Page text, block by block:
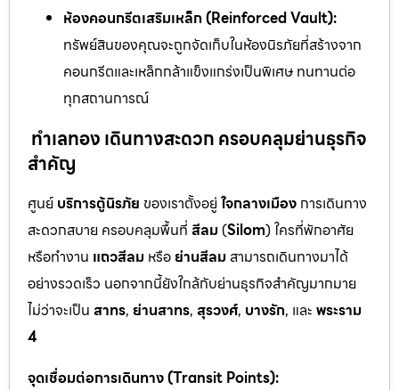
ห้องคอนกรีตเสริมเหล็ก (Reinforced Vault):
ทรัพย์สินของคุณจะถูกจัดเก็บในห้องนิรภัยที่สร้างจาก
คอนกรีตและเหล็กกล้าแข็งแกร่งเป็นพิเศษ ทนทานต่อ
ทุกสถานการณ์
ทำเลทอง เดินทางสะดวก ครอบคลุมย่านธุรกิจ
สำคัญ
ศูนย์ บริการตู้นิรภัย ของเราตั้งอยู่ ใจกลางเมือง การเดินทาง
สะดวกสบาย ครอบคลุมพื้นที่ สีลม(Silom) ใครที่พักอาศัย
หรือทำงาน แถวสีลม หรือย่านสีลม สามารถเดินทางมาได้
อย่างรวดเร็ว นอกจากนี้ยังใกล้กับย่านธุรกิจสำคัญมากมาย
ไม่ว่าจะเป็น สาทร, ย่านสาทร, สุรวงศ์, บางรัก, และ พระราม
4
จุดเชื่อมต่อการเดินทาง (Transit Points):